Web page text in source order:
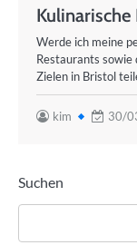
Kulinarische
Werde ich meine
Restaurants
Zielen in Bristol
kim 30/
Suchen